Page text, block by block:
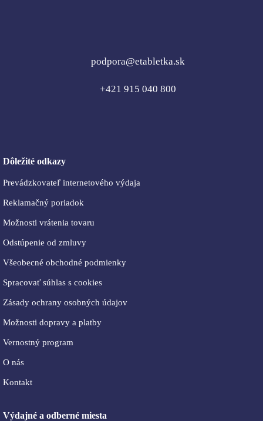
podpora@etabletka.sk
+421 915 040 800
Dôležité odkazy
Prevádzkovateľ internetového výdaja
Reklamačný poriadok
Možnosti vrátenia tovaru
Odstúpenie od zmluvy
Všeobecné obchodné podmienky
Spracovať súhlas s cookies
Zásady ochrany osobných údajov
Možnosti dopravy a platby
Vernostný program
O nás
Kontakt
Výdajné a odberné miesta